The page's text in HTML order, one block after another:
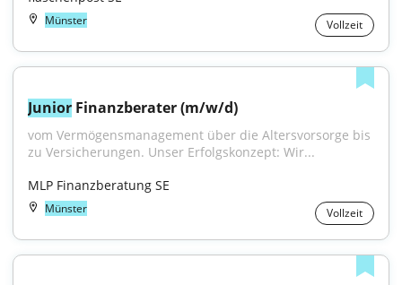
Münster Vollzeit
Junior Finanzberater (m/w/d)
vom Vermögensmanagement über die Altersvorsorge bis
zu Versicherungen. Unser Erfolgskonzept: Wir...
MLP Finanzberatung SE
Münster Vollzeit